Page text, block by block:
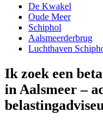
De Kwakel
Oude Meer
Schiphol
Aalsmeerderbrug
Luchthaven
Ik zoek een
in Aalsmeer –